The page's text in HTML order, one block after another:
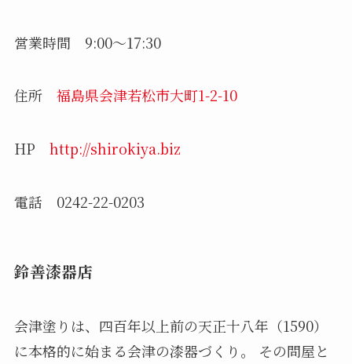
営業時間 9:00～17:30
住所 福島県会津若松市大町1-2-10
HP http://shirokiya.biz
電話 0242-22-0203
鈴善漆器店
会津塗りは、四百年以上前の天正十八年（1590）
に本格的に始まる会津の漆器づくり。 その問屋と